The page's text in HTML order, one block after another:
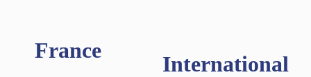
France
International